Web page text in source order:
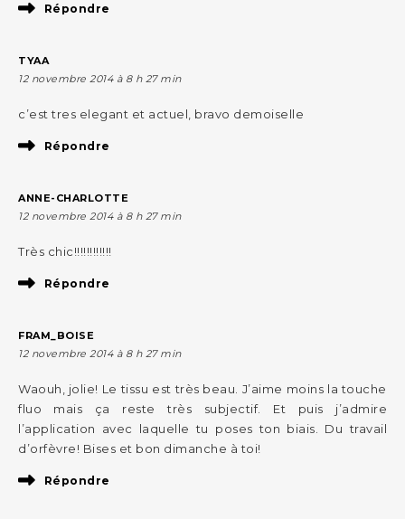
Répondre
TYAA
12 novembre 2014 à 8 h 27 min
c’est tres elegant et actuel, bravo demoiselle
Répondre
ANNE-CHARLOTTE
12 novembre 2014 à 8 h 27 min
Très chic!!!!!!!!!!!!
Répondre
FRAM_BOISE
12 novembre 2014 à 8 h 27 min
Waouh, jolie! Le tissu est très beau. J’aime moins la touche
fluo mais ça reste très subjectif. Et puis j’admire
l’application avec laquelle tu poses ton biais. Du travail
d’orfèvre! Bises et bon dimanche à toi!
Répondre